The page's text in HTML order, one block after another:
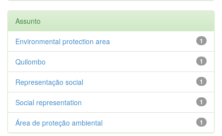
Assunto
1
Environmental protection area
1
Quilombo
1
Representação social
1
Social representation
1
Área de proteção ambiental